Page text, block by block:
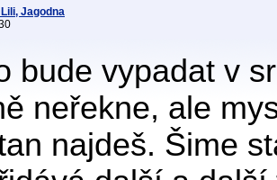
Jagodna
bude vypadat v
neřekne, ale
najdeš. Šime